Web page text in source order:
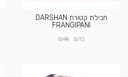
חבילת קטורת DARSHAN
FRANGIPANI
₪10
₪15